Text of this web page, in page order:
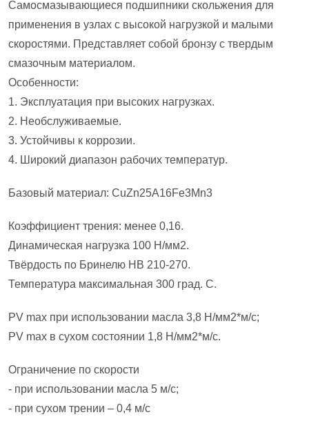
Самосмазывающиеся подшипники скольжения для
применения в узлах с высокой нагрузкой и малыми
скоростями. Представляет собой бронзу с твердым
смазочным материалом.
Особенности:
1. Эксплуатация при высоких нагрузках.
2. Необслуживаемые.
3. Устойчивы к коррозии.
4. Широкий диапазон рабочих температур.
Базовый материал: CuZn25A16Fe3Mn3
Коэффициент трения: менее 0,16.
Динамическая нагрузка 100 Н/мм2.
Твёрдость по Бринелю HB 210-270.
Температура максимальная 300 град. С.
PV max при использовании масла 3,8 Н/мм2*м/с;
PV max в сухом состоянии 1,8 Н/мм2*м/с.
Ограничение по скорости
- при использовании масла 5 м/с;
- при сухом трении – 0,4 м/с